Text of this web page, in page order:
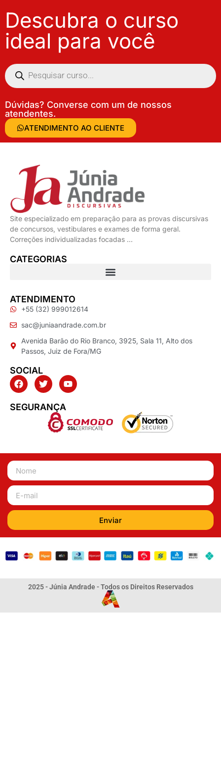
Descubra o curso
ideal para você
Dúvidas? Converse com um de nossos
atendentes.
ATENDIMENTO AO CLIENTE
Site especializado em preparação para as provas discursivas
de concursos, vestibulares e exames de forma geral.
Correções individualizadas focadas …
CATEGORIAS
ATENDIMENTO
+55 (32) 999012614
sac@juniaandrade.com.br
Avenida Barão do Rio Branco, 3925, Sala 11, Alto dos
Passos, Juiz de Fora/MG
SOCIAL
SEGURANÇA
Enviar
2025 - Júnia Andrade - Todos os Direitos Reservados